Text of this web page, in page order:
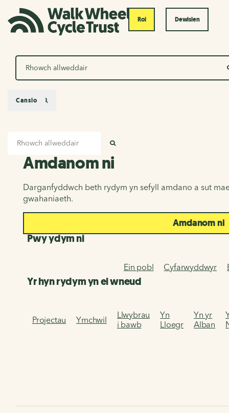
Roi Dewislen
Chwilio
Amdanom ni
Amdanom ni
Darganfyddwch beth rydym yn sefyll amdano a sut
gwahaniaeth.
Amdanom ni
Pwy ydym ni
Ein pobl Cyfarwyddwyr
Yr hyn rydym yn ei wneud
Projectau Ymchwil
Llwybrau
i bawb
Yn
Lloegr
Yn yr
Alban
Canslo